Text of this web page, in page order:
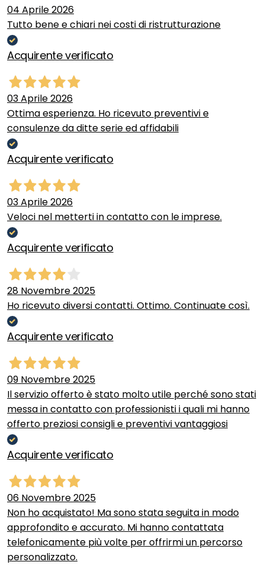
04 Aprile 2026
Tutto bene e chiari nei costi di ristrutturazione
Acquirente verificato
03 Aprile 2026
Ottima esperienza. Ho ricevuto preventivi e
consulenze da ditte serie ed affidabili
Acquirente verificato
03 Aprile 2026
Veloci nel metterti in contatto con le imprese.
Acquirente verificato
28 Novembre 2025
Ho ricevuto diversi contatti. Ottimo. Continuate così.
Acquirente verificato
09 Novembre 2025
Il servizio offerto è stato molto utile perché sono stati
messa in contatto con professionisti i quali mi hanno
offerto preziosi consigli e preventivi vantaggiosi
Acquirente verificato
06 Novembre 2025
Non ho acquistato! Ma sono stata seguita in modo
approfondito e accurato. Mi hanno contattata
telefonicamente più volte per offrirmi un percorso
personalizzato.